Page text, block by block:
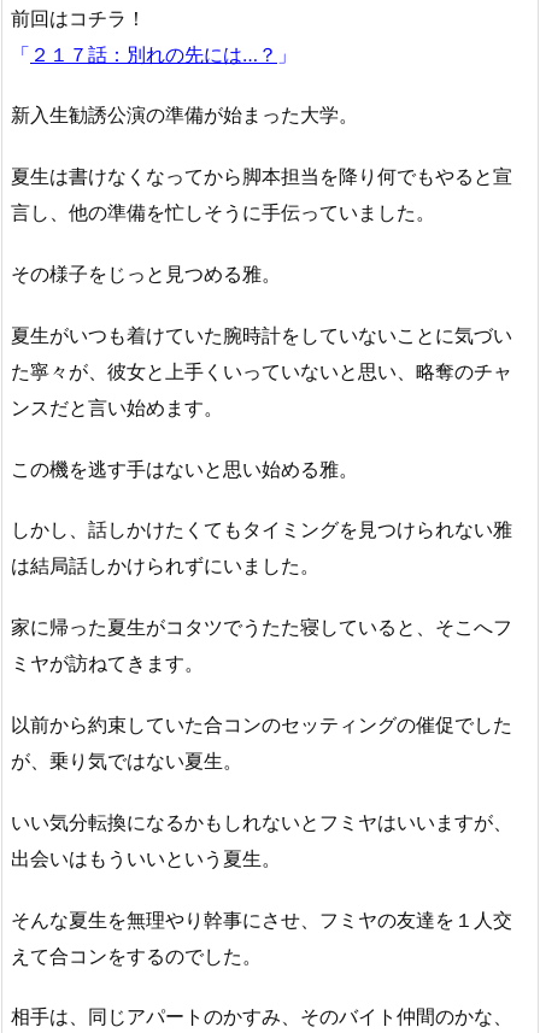
前回はコチラ！
「 ２１７話：別れの先には…？ 」
新入生勧誘公演の準備が始まった大学。
夏生は書けなくなってから脚本担当を降り何でもやると宣
言し、他の準備を忙しそうに手伝っていました。
その様子をじっと見つめる雅。
夏生がいつも着けていた腕時計をしていないことに気づい
た寧々が、彼女と上手くいっていないと思い、略奪のチャ
ンスだと言い始めます。
この機を逃す手はないと思い始める雅。
しかし、話しかけたくてもタイミングを見つけられない雅
は結局話しかけられずにいました。
家に帰った夏生がコタツでうたた寝していると、そこへフ
ミヤが訪ねてきます。
以前から約束していた合コンのセッティングの催促でした
が、乗り気ではない夏生。
いい気分転換になるかもしれないとフミヤはいいますが、
出会いはもういいという夏生。
そんな夏生を無理やり幹事にさせ、フミヤの友達を１人交
えて合コンをするのでした。
相手は、同じアパートのかすみ、そのバイト仲間のかな、